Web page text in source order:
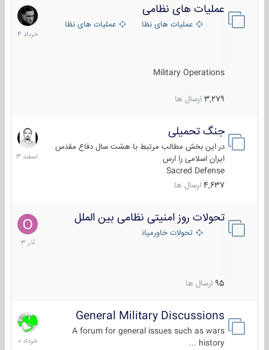
عملیات های نظامی
عملیات های نظامی ایرانعملیات های نظامی خارجی
Military Operations
3,279 ارسال ها
5
خرداد
1404
جنگ تحمیلی
در این بخش مطالب مرتبط با هشت سال دفاع مقدس
ایران اسلامی را ارس
Sacred Defense
4,637 ارسال ها
20
اسفند
1403
تحولات روز امنیتی نظامی بین الملل
تحولات خاورمیانه
95 ارسال ها
21
آذر
1403
General Military Discussions
A forum for general issues such as wars
history ...
10
خرداد
1400